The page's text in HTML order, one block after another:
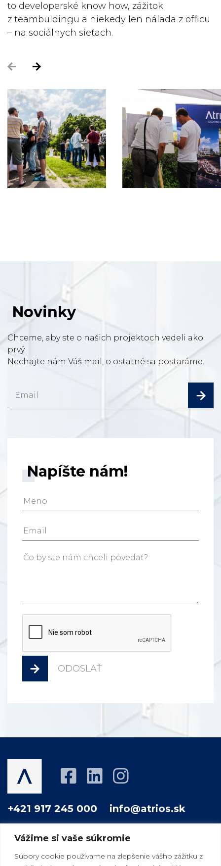
Vážime si vaše súkromie
Súbory cookie používame na zlepšenie vášho zážitku z
to developerské know how, zážitok
z teambuldingu a niekedy len nálada z officu
– na sociálnych sieťach.
Novinky
Chceme, aby ste o našich projektoch vedeli ako
prvý.
Nechajte nám Váš mail, o ostatné sa postaráme.
Napíšte nám!
ODOSLAŤ
+421 917 245 000 info@atrios.sk
O NÁS PROJEKTY AKO PRACUJEME